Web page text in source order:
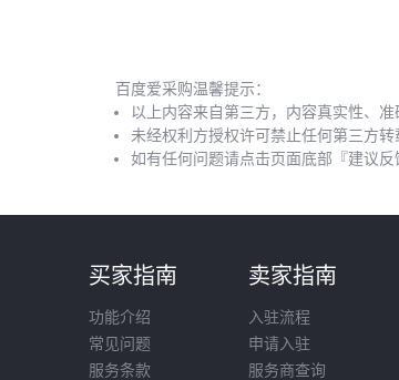
百度爱采购温馨提示：
以上内容来自第三方，内容真实性、
未经权利方授权许可禁止任何第三方转
如有任何问题请点击页面底部『建议
买家指南
功能介绍
常见问题
服务条款
卖家指南
入驻流程
申请入驻
服务商查询